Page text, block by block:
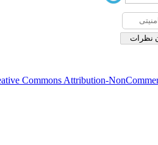
Commons Attribution-